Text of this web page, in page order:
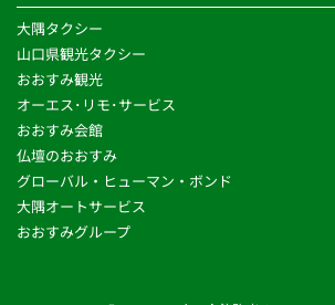
大隅タクシー
山口県観光タクシー
おおすみ観光
オーエス･リモ･サービス
おおすみ会館
仏壇のおおすみ
グローバル・ヒューマン・ボンド
大隅オートサービス
おおすみグループ